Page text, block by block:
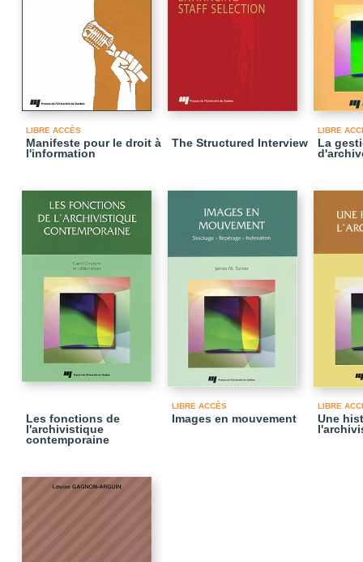
LIBRE ACCÈS
Manifeste pour le droit à
l'information
The Structured Interview
LIBRE
La
Les fonctions de
l'archivistique
contemporaine
LIBRE ACCÈS
Images en mouvement
LIBRE
Une